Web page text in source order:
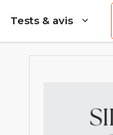
Tests & avis